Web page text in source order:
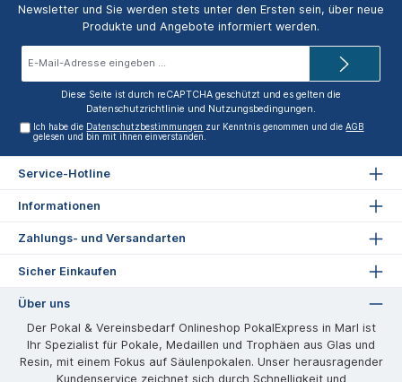
Newsletter und Sie werden stets unter den Ersten sein, über neue
Produkte und Angebote informiert werden.
Diese Seite ist durch reCAPTCHA geschützt und es gelten die
Datenschutzrichtlinie und Nutzungsbedingungen.
Ich habe die Datenschutzbestimmungen zur Kenntnis genommen und dieAGB
gelesen und bin mit ihnen einverstanden.
Service-Hotline
Informationen
Zahlungs- und Versandarten
Sicher Einkaufen
Über uns
Der Pokal & Vereinsbedarf Onlineshop PokalExpress in Marl ist
Ihr Spezialist für Pokale, Medaillen und Trophäen aus Glas und
Resin, mit einem Fokus auf Säulenpokalen. Unser herausragender
Kundenservice zeichnet sich durch Schnelligkeit und